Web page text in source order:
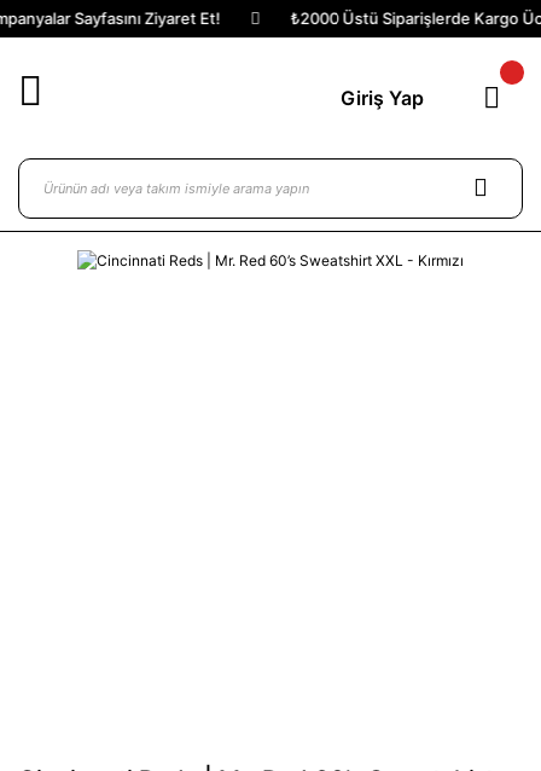
Sayfasını Ziyaret Et! ₺2000 Üstü Siparişlerde Kargo
Giriş Yap